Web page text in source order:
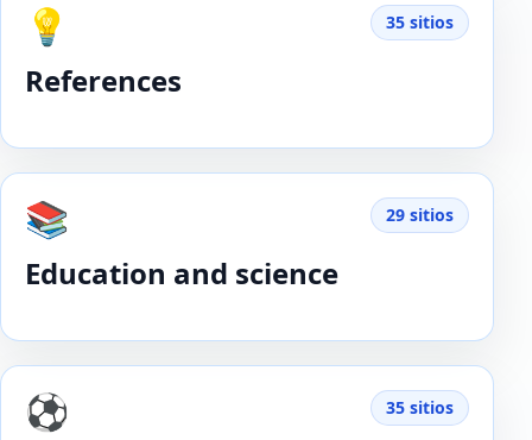
💡
References
35 sitios
📚
Education and science
29 sitios
⚽️ 35 sitios